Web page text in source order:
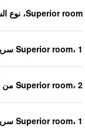
Superior room، نوع السرير غير معروف
Superior room، 1 سرير كينغ
Superior room، 2 من أسرّة التوأم
Superior room، 1 سرير كينغ